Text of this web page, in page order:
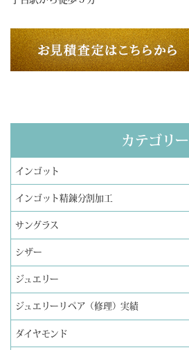
カテゴリー
インゴット
インゴット精錬分割加工
サングラス
シザー
ジュエリー
ジュエリーリペア（修理）実績
ダイヤモンド